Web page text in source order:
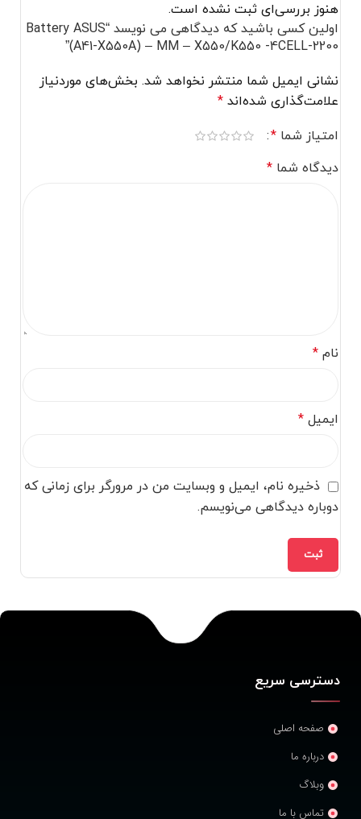
هنوز بررسی‌ای ثبت نشده است.
اولین کسی باشید که دیدگاهی می نویسد “Battery ASUS
(A41-X550A) – MM – X550/K550 -4CELL-2200”
نشانی ایمیل شما منتشر نخواهد شد. بخش‌های موردنیاز
علامت‌گذاری شده‌اند *
امتیاز شما *
دیدگاه شما *
نام *
ایمیل *
ذخیره نام، ایمیل و وبسایت من در مرورگر برای زمانی که
دوباره دیدگاهی می‌نویسم.
دسترسی سریع
صفحه اصلی
درباره ما
وبلاگ
تماس با ما